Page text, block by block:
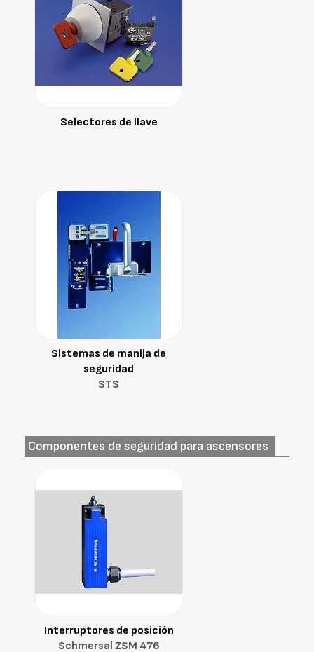
Selectores de llave
Sistemas de manija de
seguridad
STS
Componentes de seguridad para ascensores
Interruptores de posición
Schmersal ZSM 476